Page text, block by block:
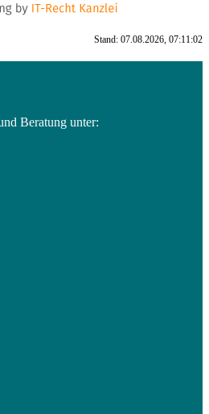
Stand: 07.08.2026, 07:11:02
Beratung unter: